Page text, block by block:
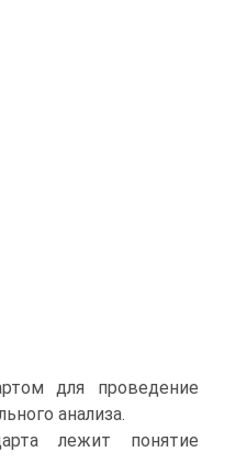
для проведение
анализа.
лежит понятие